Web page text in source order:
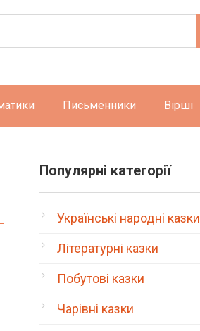
Письменники Вірші
Популярні категорії
Українські народні казки
Літературні казки
Побутові казки
Чарівні казки